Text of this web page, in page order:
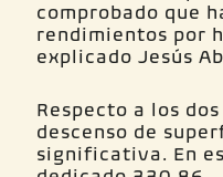
comprobado que
rendimientos por
explicado Jesús
Respecto a los
descenso de
significativa. En